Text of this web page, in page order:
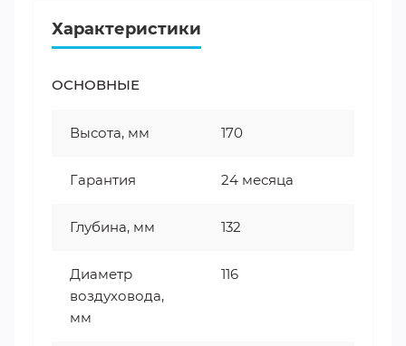
Характеристики
ОСНОВНЫЕ
Высота, мм 170
Гарантия 24 месяца
Глубина, мм 132
Диаметр
воздуховода,
мм
116